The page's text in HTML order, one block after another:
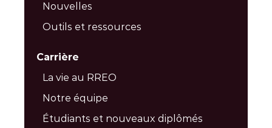
Nouvelles
Outils et ressources
Carrière
La vie au RREO
Notre équipe
Étudiants et nouveaux diplômés